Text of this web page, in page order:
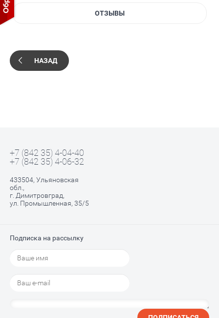
ОТЗЫВЫ
НАЗАД
+7 (842 35) 4-04-40
+7 (842 35) 4-06-32
433504, Ульяновская
обл.,
г. Димитровград,
ул. Промышленная, 35/5
Подписка на рассылку